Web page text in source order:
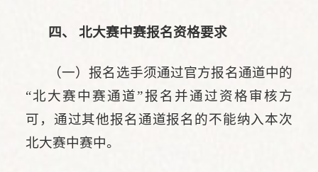
四、 北大赛中赛报名资格要求
（一）报名选手须通过官方报名通道中的
“北大赛中赛通道”报名并通过资格审核方
可，通过其他报名通道报名的不能纳入本次
北大赛中赛中。